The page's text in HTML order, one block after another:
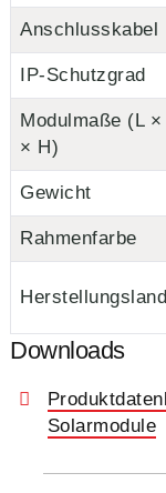
Anschlusskabel
IP-Schutzgrad
Modulmaße (L ×
× H)
Gewicht
Rahmenfarbe
Herstellungsland
Downloads
Solarmodule